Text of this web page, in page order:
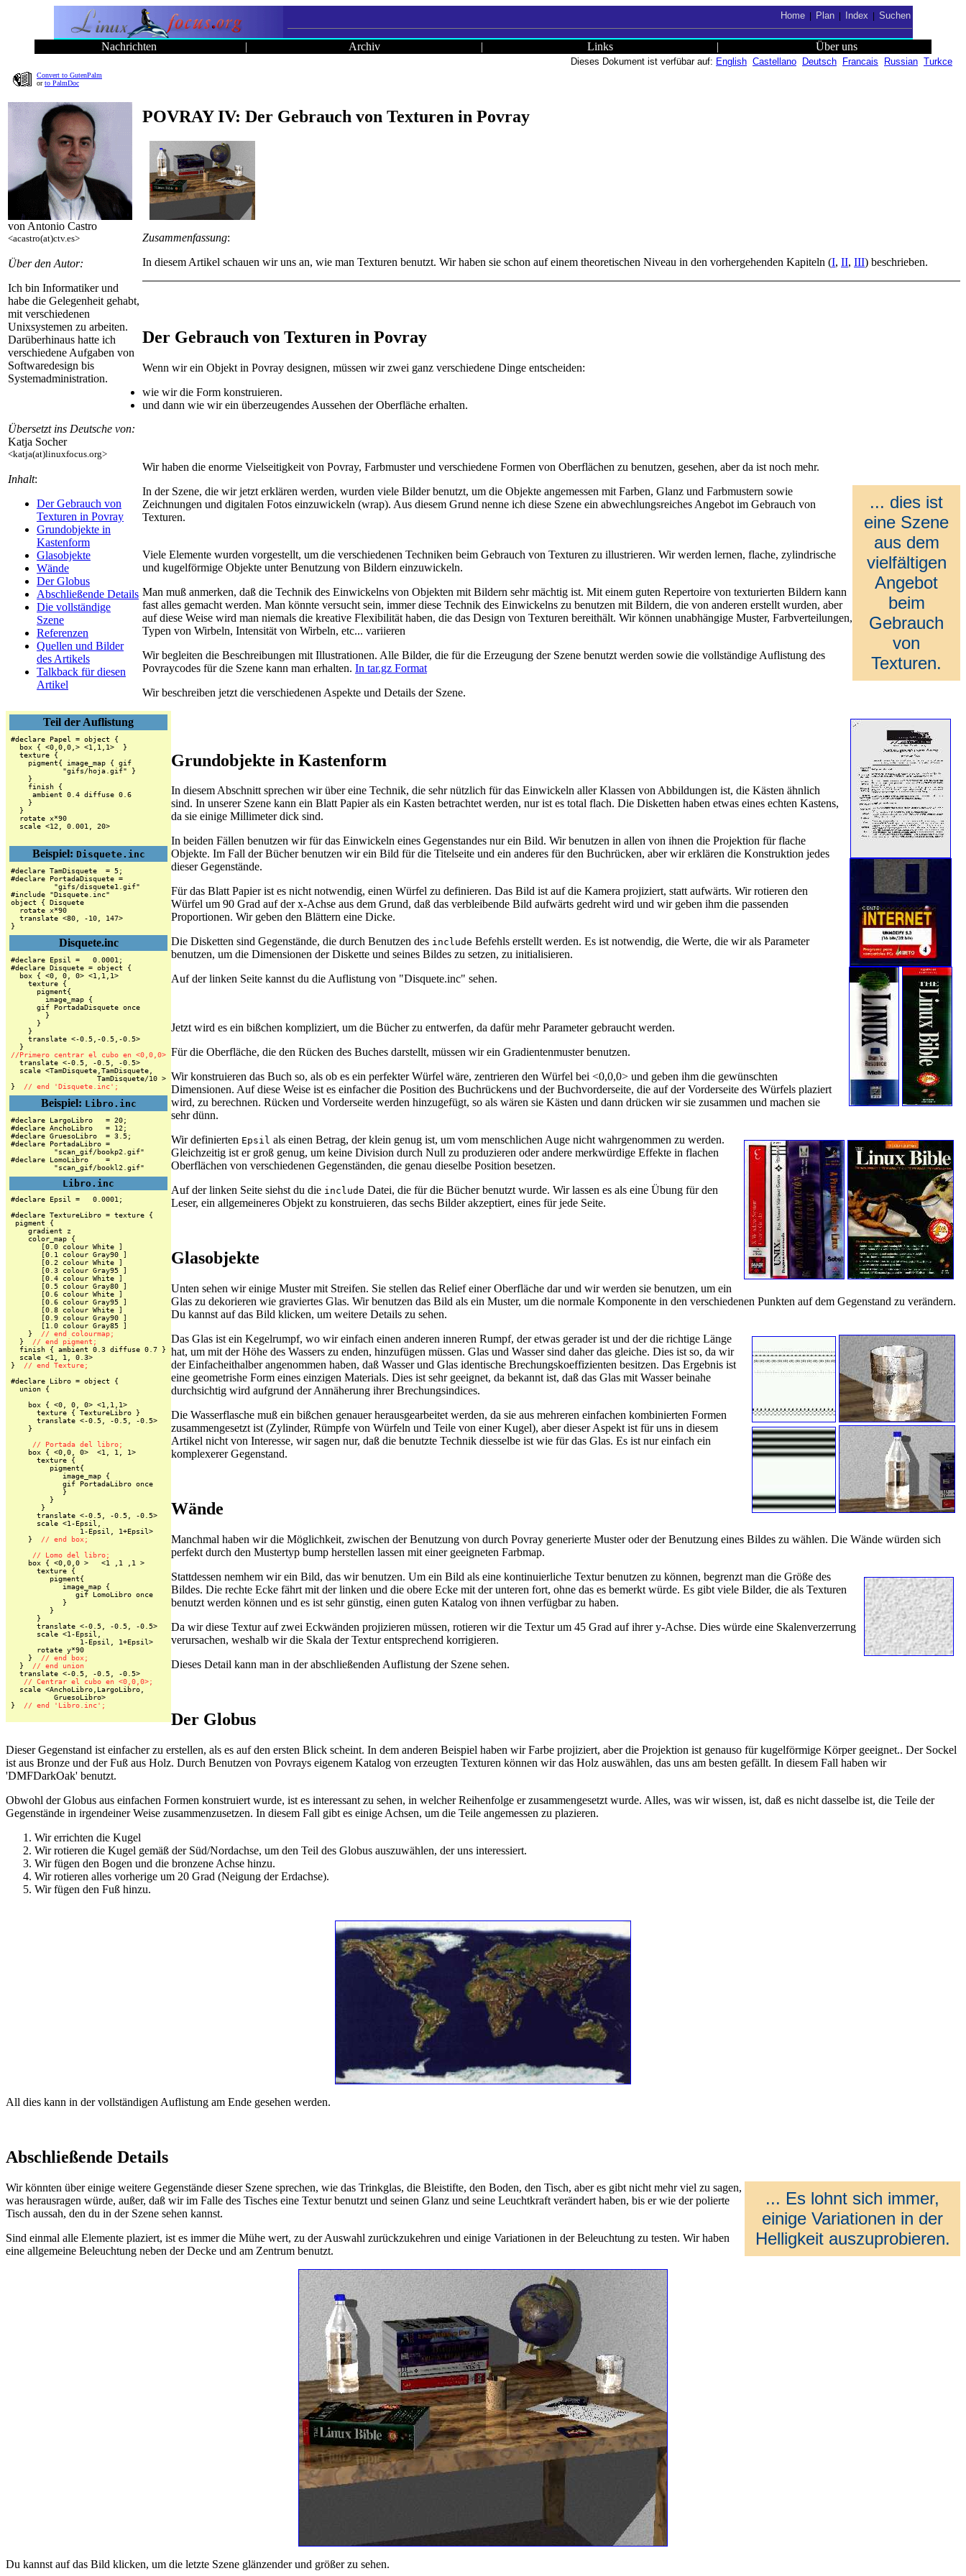
Home| Plan| Index Suchen
Nachrichten | Archiv | Links | Über uns
Dieses Dokument ist verfübar auf: English Castellano Deutsch Francais Russian Turkce
Convert to GutenPalm
orto PalmDoc
von Antonio Castro
<acastro(at)ctv.es>
Über den Autor:
Ich bin Informatiker und
habe die Gelegenheit gehabt,
mit verschiedenen
Unixsystemen zu arbeiten.
Darüberhinaus hatte ich
verschiedene Aufgaben von
Softwaredesign bis
Systemadministration.
Übersetzt ins Deutsche von:
Katja Socher
<katja(at)linuxfocus.org>
Inhalt:
Der Gebrauch von
Texturen in Povray
Grundobjekte in
Kastenform
Glasobjekte
Wände
Der Globus
Abschließende Details
Die vollständige
Szene
Referenzen
Quellen und Bilder
des Artikels
Talkback für diesen
Artikel
POVRAY IV: Der Gebrauch von Texturen in Povray
Zusammenfassung:
In diesem Artikel schauen wir uns an, wie man Texturen benutzt. Wir haben sie schon auf einem theoretischen Niveau in den vorhergehenden Kapiteln (I, II, III) beschrieben.
Der Gebrauch von Texturen in Povray
Wenn wir ein Objekt in Povray designen, müssen wir zwei ganz verschiedene Dinge entscheiden:
wie wir die Form konstruieren.
und dann wie wir ein überzeugendes Aussehen der Oberfläche erhalten.
Wir haben die enorme Vielseitigkeit von Povray, Farbmuster und verschiedene Formen von Oberflächen zu benutzen, gesehen, aber da ist noch mehr.
... dies ist
eine Szene
aus dem
vielfältigen
Angebot
beim
Gebrauch
von
Texturen.
In der Szene, die wir jetzt erklären werden, wurden viele Bilder benutzt, um die Objekte angemessen mit Farben, Glanz und Farbmustern sowie
Zeichnungen und digitalen Fotos einzuwickeln (wrap). Aus diesem Grund nenne ich diese Szene ein abwechlungsreiches Angebot im Gebrauch von
Texturen.
Viele Elemente wurden vorgestellt, um die verschiedenen Techniken beim Gebrauch von Texturen zu illustrieren. Wir werden lernen, flache, zylindrische
und kugelförmige Objekte unter Benutzung von Bildern einzuwickeln.
Man muß anmerken, daß die Technik des Einwickelns von Objekten mit Bildern sehr mächtig ist. Mit einem guten Repertoire von texturierten Bildern kann
fast alles gemacht werden. Man könnte versucht sein, immer diese Technik des Einwickelns zu benutzen mit Bildern, die von anderen erstellt wurden, aber
auf diese Weise wird man niemals die kreative Flexibilität haben, die das Design von Texturen bereithält. Wir können unabhängige Muster, Farbverteilungen,
Typen von Wirbeln, Intensität von Wirbeln, etc... variieren
Wir begleiten die Beschreibungen mit Illustrationen. Alle Bilder, die für die Erzeugung der Szene benutzt werden sowie die vollständige Auflistung des
Povraycodes für die Szene kann man erhalten. In tar.gz Format
Wir beschreiben jetzt die verschiedenen Aspekte und Details der Szene.
Teil der Auflistung
#declare Papel = object {
  box { <0,0,0,> <1,1,1>  }
  texture {
    pigment{ image_map { gif
            "gifs/hoja.gif" }
    }
    finish {
     ambient 0.4 diffuse 0.6
    }
  }
  rotate x*90
Beispiel: Disquete.inc
#declare TamDisquete  = 5;
#declare PortadaDisquete =
          "gifs/disquete1.gif"
#include "Disquete.inc"
object { Disquete
  rotate x*90
  translate <80, -10, 147>
}
Disquete.inc
#declare Epsil =   0.0001;
#declare Disquete = object {
  box { <0, 0, 0> <1,1,1>
    texture {
      pigment{
        image_map {
      gif PortadaDisquete once
        }
      }
    }
    translate <-0.5,-0.5,-0.5>
//Primero centrar el cubo en <0,0,0>
  scale <TamDisquete,TamDisquete,
                    TamDisquete/10 >
} // end 'Disquete.inc';
Beispiel: Libro.inc
#declare LargoLibro   = 20;
#declare AnchoLibro   = 12;
#declare GruesoLibro  = 3.5;
#declare PortadaLibro =
          "scan_gif/bookp2.gif"
#declare LomoLibro    =
          "scan_gif/bookl2.gif"
Libro.inc
#declare Epsil =   0.0001;
#declare TextureLibro = texture {
pigment {
    gradient z
    color_map {
       [0.0 colour White ]
       [0.1 colour Gray90 ]
       [0.2 colour White ]
       [0.3 colour Gray95 ]
       [0.4 colour White ]
       [0.5 colour Gray80 ]
       [0.6 colour White ]
       [0.6 colour Gray95 ]
       [0.8 colour White ]
       [0.9 colour Gray90 ]
       [1.0 colour Gray85 ]
    }
// end colourmap;
  }
// end pigment;
  finish { ambient 0.3 diffuse 0.7 }
  scale <1, 1, 0.3>
} // end Texture;
#declare Libro = object {
  union {
    box { <0, 0, 0> <1,1,1>
      texture { TextureLibro }
      translate <-0.5, -0.5, -0.5>
    }
// Portada del libro;
    box { <0,0, 0>  <1, 1, 1>
      texture {
         pigment{
            image_map {
            gif PortadaLibro once
            }
         }
       }
      translate <-0.5, -0.5, -0.5>
      scale <1-Epsil,
                1-Epsil, 1+Epsil>
    }
// end box;
// Lomo del libro;
    box { <0,0,0 >   <1 ,1 ,1 >
      texture {
         pigment{
            image_map {
               gif LomoLibro once
            }
         }
      }
      translate <-0.5, -0.5, -0.5>
      scale <1-Epsil,
                1-Epsil, 1+Epsil>
      rotate y*90
    }
// end box;
  }
// end union
  translate <-0.5, -0.5, -0.5>
// Centrar el cubo en <0,0,0>;
  scale <AnchoLibro,LargoLibro,
          GruesoLibro>
} // end 'Libro.inc';
Grundobjekte in Kastenform
In diesem Abschnitt sprechen wir über eine Technik, die sehr nützlich für das Einwickeln aller Klassen von Abbildungen ist, die Kästen ähnlich
sind. In unserer Szene kann ein Blatt Papier als ein Kasten betrachtet werden, nur ist es total flach. Die Disketten haben etwas eines echten Kastens,
da sie einige Millimeter dick sind.
In beiden Fällen benutzen wir für das Einwickeln eines Gegenstandes nur ein Bild. Wir benutzen in allen von ihnen die Projektion für flache
Objekte. Im Fall der Bücher benutzen wir ein Bild für die Titelseite und ein anderes für den Buchrücken, aber wir erklären die Konstruktion jedes
dieser Gegenstände.
Für das Blatt Papier ist es nicht notwendig, einen Würfel zu definieren. Das Bild ist auf die Kamera projiziert, statt aufwärts. Wir rotieren den
Würfel um 90 Grad auf der x-Achse aus dem Grund, daß das verbleibende Bild aufwärts gedreht wird und wir geben ihm die passenden
Proportionen. Wir geben den Blättern eine Dicke.
Die Disketten sind Gegenstände, die durch Benutzen des include Befehls erstellt werden. Es ist notwendig, die Werte, die wir als Parameter
benutzen, um die Dimensionen der Diskette und seines Bildes zu setzen, zu initialisieren.
Auf der linken Seite kannst du die Auflistung von "Disquete.inc" sehen.
Jetzt wird es ein bißchen kompliziert, um die Bücher zu entwerfen, da dafür mehr Parameter gebraucht werden.
Für die Oberfläche, die den Rücken des Buches darstellt, müssen wir ein Gradientenmuster benutzen.
Wir konstruieren das Buch so, als ob es ein perfekter Würfel wäre, zentrieren den Würfel bei <0,0,0> und geben ihm die gewünschten
Dimensionen. Auf diese Weise ist es einfacher die Position des Buchrückens und der Buchvorderseite, die auf der Vorderseite des Würfels plaziert
wird, zu berechnen. Rücken und Vorderseite werden hinzugefügt, so als wären sie Kästen und dann drücken wir sie zusammen und machen sie
sehr dünn.
Wir definierten Epsil als einen Betrag, der klein genug ist, um vom menschlichen Auge nicht wahrgenommen zu werden.
Gleichzeitig ist er groß genug, um keine Division durch Null zu produzieren oder andere merkwürdige Effekte in flachen
Oberflächen von verschiedenen Gegenständen, die genau dieselbe Position besetzen.
Auf der linken Seite siehst du die include Datei, die für die Bücher benutzt wurde. Wir lassen es als eine Übung für den
Leser, ein allgemeineres Objekt zu konstruieren, das sechs Bilder akzeptiert, eines für jede Seite.
Glasobjekte
Unten sehen wir einige Muster mit Streifen. Sie stellen das Relief einer Oberfläche dar und wir werden sie benutzen, um ein
Glas zu dekorieren wie graviertes Glas. Wir benutzen das Bild als ein Muster, um die normale Komponente in den verschiedenen Punkten auf dem Gegenstand zu verändern.
Du kannst auf das Bild klicken, um weitere Details zu sehen.
Das Glas ist ein Kegelrumpf, wo wir einfach einen anderen inneren Rumpf, der etwas gerader ist und der die richtige Länge
hat, um mit der Höhe des Wassers zu enden, hinzufügen müssen. Glas und Wasser sind daher das gleiche. Dies ist so, da wir
der Einfacheithalber angenommen haben, daß Wasser und Glas identische Brechungskoeffizienten besitzen. Das Ergebnis ist
eine geometrishe Form eines einzigen Materials. Dies ist sehr geeignet, da bekannt ist, daß das Glas mit Wasser beinahe
durchsichtig wird aufgrund der Annäherung ihrer Brechungsindices.
Die Wasserflasche muß ein bißchen genauer herausgearbeitet werden, da sie aus mehreren einfachen kombinierten Formen
zusammengesetzt ist (Zylinder, Rümpfe von Würfeln und Teile von einer Kugel), aber dieser Aspekt ist für uns in diesem
Artikel nicht von Interesse, wir sagen nur, daß die benutzte Technik diesselbe ist wie für das Glas. Es ist nur einfach ein
komplexerer Gegenstand.
Wände
Manchmal haben wir die Möglichkeit, zwischen der Benutzung von durch Povray generierte Muster oder der Benutzung eines Bildes zu wählen. Die Wände würden sich
perfekt durch den Mustertyp bump herstellen lassen mit einer geeigneten Farbmap.
Stattdessen nemhem wir ein Bild, das wir benutzen. Um ein Bild als eine kontinuierliche Textur benutzen zu können, begrenzt man die Größe des
Bildes. Die rechte Ecke fährt mit der linken und die obere Ecke mit der unteren fort, ohne das es bemerkt würde. Es gibt viele Bilder, die als Texturen
benutzt werden können und es ist sehr günstig, einen guten Katalog von ihnen verfügbar zu haben.
Da wir diese Textur auf zwei Eckwänden projizieren müssen, rotieren wir die Textur um 45 Grad auf ihrer y-Achse. Dies würde eine Skalenverzerrung
verursachen, weshalb wir die Skala der Textur entsprechend korrigieren.
Dieses Detail kann man in der abschließenden Auflistung der Szene sehen.
Der Globus
Dieser Gegenstand ist einfacher zu erstellen, als es auf den ersten Blick scheint. In dem anderen Beispiel haben wir Farbe projiziert, aber die Projektion ist genauso für kugelförmige Körper geeignet.. Der Sockel
ist aus Bronze und der Fuß aus Holz. Durch Benutzen von Povrays eigenem Katalog von erzeugten Texturen können wir das Holz auswählen, das uns am besten gefällt. In diesem Fall haben wir
'DMFDarkOak' benutzt.
Obwohl der Globus aus einfachen Formen konstruiert wurde, ist es interessant zu sehen, in welcher Reihenfolge er zusammengesetzt wurde. Alles, was wir wissen, ist, daß es nicht dasselbe ist, die Teile der
Gegenstände in irgendeiner Weise zusammenzusetzen. In diesem Fall gibt es einige Achsen, um die Teile angemessen zu plazieren.
Wir errichten die Kugel
Wir rotieren die Kugel gemäß der Süd/Nordachse, um den Teil des Globus auszuwählen, der uns interessiert.
Wir fügen den Bogen und die bronzene Achse hinzu.
Wir rotieren alles vorherige um 20 Grad (Neigung der Erdachse).
Wir fügen den Fuß hinzu.
All dies kann in der vollständigen Auflistung am Ende gesehen werden.
Abschließende Details
... Es lohnt sich immer,
einige Variationen in der
Helligkeit auszuprobieren.
Wir könnten über einige weitere Gegenstände dieser Szene sprechen, wie das Trinkglas, die Bleistifte, den Boden, den Tisch, aber es gibt nicht mehr viel zu sagen,
was herausragen würde, außer, daß wir im Falle des Tisches eine Textur benutzt und seinen Glanz und seine Leuchtkraft verändert haben, bis er wie der polierte
Tisch aussah, den du in der Szene sehen kannst.
Sind einmal alle Elemente plaziert, ist es immer die Mühe wert, zu der Auswahl zurückzukehren und einige Variationen in der Beleuchtung zu testen. Wir haben
eine allgemeine Beleuchtung neben der Decke und am Zentrum benutzt.
Du kannst auf das Bild klicken, um die letzte Szene glänzender und größer zu sehen.